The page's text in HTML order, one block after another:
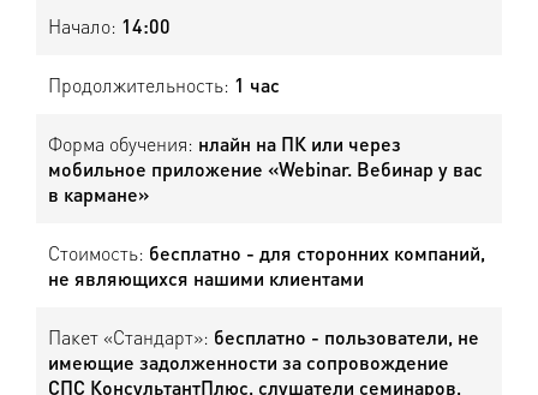
Начало: 14:00
Продолжительность: 1 час
Форма обучения: нлайн на ПК или через
мобильное приложение «Webinar. Вебинар у вас
в кармане»
Стоимость: бесплатно - для сторонних компаний,
не являющихся нашими клиентами
Пакет «Стандарт»: бесплатно - пользователи, не
имеющие задолженности за сопровождение
СПС КонсультантПлюс, слушатели семинаров,